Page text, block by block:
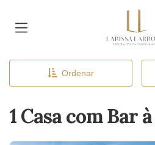
Ordenar
1 Casa com Bar